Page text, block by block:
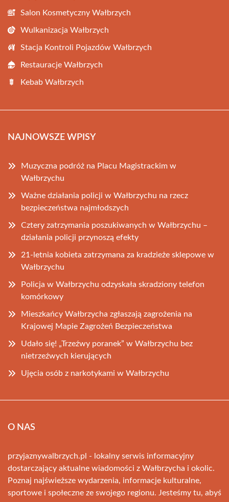
Salon Kosmetyczny Wałbrzych
Wulkanizacja Wałbrzych
Stacja Kontroli Pojazdów Wałbrzych
Restauracje Wałbrzych
Kebab Wałbrzych
NAJNOWSZE WPISY
Muzyczna podróż na Placu Magistrackim w
Wałbrzychu
Ważne działania policji w Wałbrzychu na rzecz
bezpieczeństwa najmłodszych
Cztery zatrzymania poszukiwanych w Wałbrzychu –
działania policji przynoszą efekty
21-letnia kobieta zatrzymana za kradzieże sklepowe w
Wałbrzychu
Policja w Wałbrzychu odzyskała skradziony telefon
komórkowy
Mieszkańcy Wałbrzycha zgłaszają zagrożenia na
Krajowej Mapie Zagrożeń Bezpieczeństwa
Udało się! „Trzeźwy poranek” w Wałbrzychu bez
nietrzeźwych kierujących
Ujęcia osób z narkotykami w Wałbrzychu
O NAS
przyjaznywalbrzych.pl - lokalny serwis informacyjny
dostarczający aktualne wiadomości z Wałbrzycha i okolic.
Poznaj najświeższe wydarzenia, informacje kulturalne,
sportowe i społeczne ze swojego regionu. Jesteśmy tu, abyś